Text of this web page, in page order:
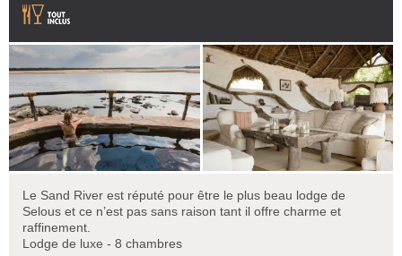
Le Sand River est réputé pour être le plus beau lodge de
Selous et ce n’est pas sans raison tant il offre charme et
raffinement.
Lodge de luxe - 8 chambres